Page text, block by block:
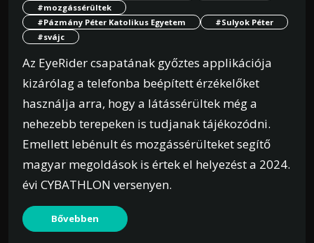
#mozgássérültek
#Pázmány Péter Katolikus Egyetem
#Sulyok Péter
#svájc
Az EyeRider csapatának győztes applikációja
kizárólag a telefonba beépített érzékelőket
használja arra, hogy a látássérültek még a
nehezebb terepeken is tudjanak tájékozódni.
Emellett lebénult és mozgássérülteket segítő
magyar megoldások is értek el helyezést a 2024.
évi CYBATHLON versenyen.
Bővebben